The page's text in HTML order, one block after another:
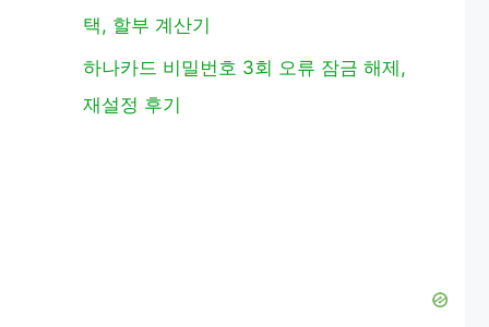
택, 할부 계산기
하나카드 비밀번호 3회 오류 잠금 해제,
재설정 후기